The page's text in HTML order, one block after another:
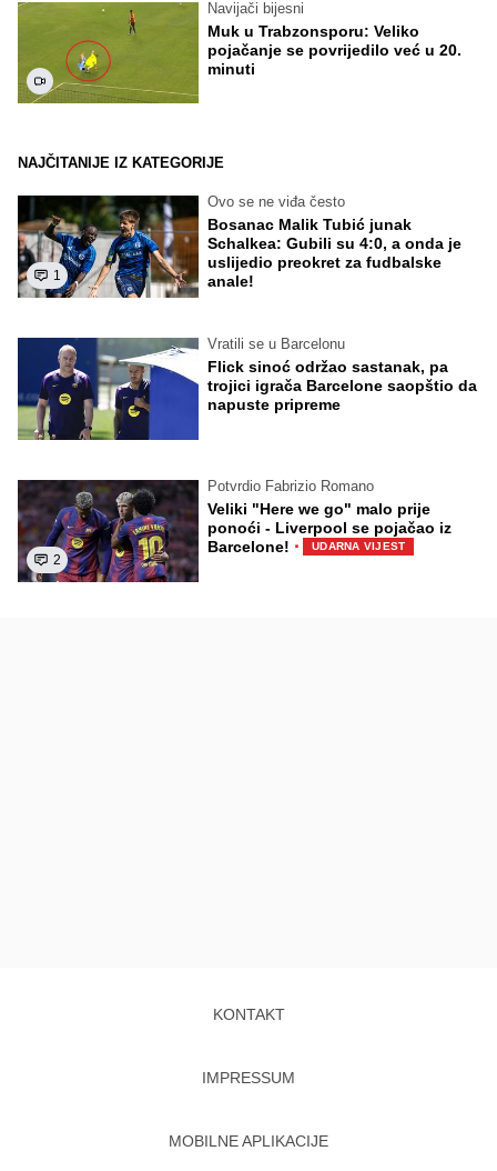
Navijači bijesni
Muk u Trabzonsporu: Veliko
pojačanje se povrijedilo već u 20.
minuti
NAJČITANIJE IZ KATEGORIJE
1
Ovo se ne viđa često
Bosanac Malik Tubić junak
Schalkea: Gubili su 4:0, a onda je
uslijedio preokret za fudbalske
anale!
Vratili se u Barcelonu
Flick sinoć održao sastanak, pa
trojici igrača Barcelone saopštio da
napuste pripreme
2
Potvrdio Fabrizio Romano
Veliki "Here we go" malo prije
ponoći - Liverpool se pojačao iz
Barcelone! · UDARNA VIJEST
KONTAKT
IMPRESSUM
MOBILNE APLIKACIJE